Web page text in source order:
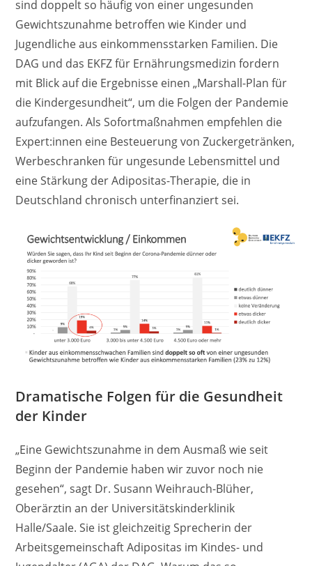
sind doppelt so häufig von einer ungesunden
Gewichtszunahme betroffen wie Kinder und
Jugendliche aus einkommensstarken Familien. Die
DAG und das EKFZ für Ernährungsmedizin fordern
mit Blick auf die Ergebnisse einen „Marshall-Plan für
die Kindergesundheit“, um die Folgen der Pandemie
aufzufangen. Als Sofortmaßnahmen empfehlen die
Expert:innen eine Besteuerung von Zuckergetränken,
Werbeschranken für ungesunde Lebensmittel und
eine Stärkung der Adipositas-Therapie, die in
Deutschland chronisch unterfinanziert sei.
Dramatische Folgen für die Gesundheit
der Kinder
„Eine Gewichtszunahme in dem Ausmaß wie seit
Beginn der Pandemie haben wir zuvor noch nie
gesehen“, sagt Dr. Susann Weihrauch-Blüher,
Oberärztin an der Universitätskinderklinik
Halle/Saale. Sie ist gleichzeitig Sprecherin der
Arbeitsgemeinschaft Adipositas im Kindes- und